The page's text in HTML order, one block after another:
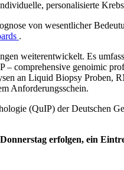
personalisierte
von wesentlicher
.
weiterentwickelt. Es
– comprehensive genoimic
an Liquid Biopsy Proben,
Anforderungsschein.
(QuIP) der Deutschen
erfolgen, ein